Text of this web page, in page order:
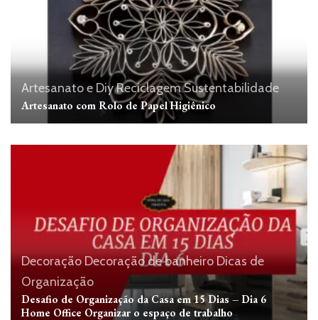
Artesanato e DiyReciclagemSustentabilidade
Artesanato com Rolo de Papel Higiênico
DecoraçãoDecoração de banheiroDicas de
Organização
Desafio de Organização da Casa em 15 Dias – Dia 6
Home Office Organizar o espaço de trabalho